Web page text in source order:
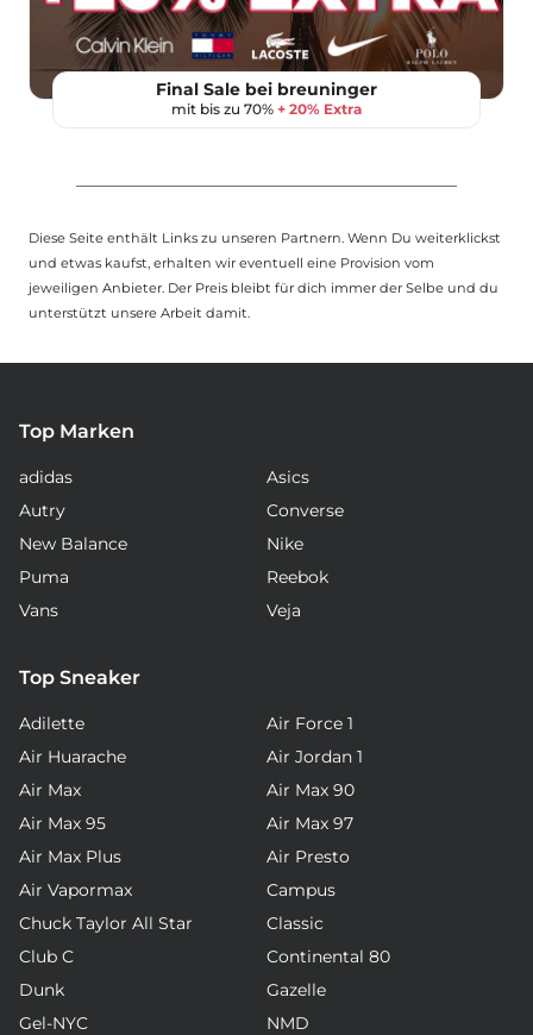
Final Sale bei breuninger
mit bis zu 70% + 20% Extra
Diese Seite enthält Links zu unseren Partnern. Wenn Du weiterklickst
und etwas kaufst, erhalten wir eventuell eine Provision vom
jeweiligen Anbieter. Der Preis bleibt für dich immer der Selbe und du
unterstützt unsere Arbeit damit.
Top Marken
adidas
Asics
Autry
Converse
New Balance
Nike
Puma
Reebok
Vans
Veja
Top Sneaker
Adilette
Air Force 1
Air Huarache
Air Jordan 1
Air Max
Air Max 90
Air Max 95
Air Max 97
Air Max Plus
Air Presto
Air Vapormax
Campus
Chuck Taylor All Star
Classic
Club C
Continental 80
Dunk
Gazelle
Gel-NYC
NMD